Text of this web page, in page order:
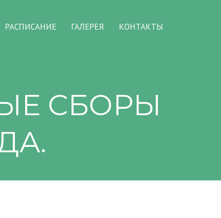
РАСПИСАНИЕ ГАЛЕРЕЯ КОНТАКТЫ
СБОРЫ